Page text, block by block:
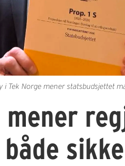
i Tek Norge mener statsbudsjettet
mener